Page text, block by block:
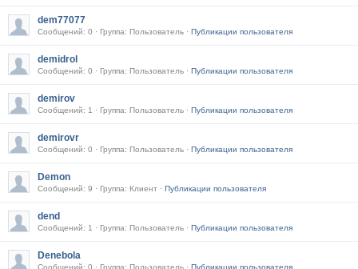
dem77077
Сообщений: 0 · Группа: Пользователь · Публикации пользователя
demidrol
Сообщений: 0 · Группа: Пользователь · Публикации пользователя
demirov
Сообщений: 1 · Группа: Пользователь · Публикации пользователя
demirovr
Сообщений: 0 · Группа: Пользователь · Публикации пользователя
Demon
Сообщений: 9 · Группа: Клиент · Публикации пользователя
dend
Сообщений: 1 · Группа: Пользователь · Публикации пользователя
Denebola
Сообщений: 0 · Группа: Пользователь · Публикации пользователя